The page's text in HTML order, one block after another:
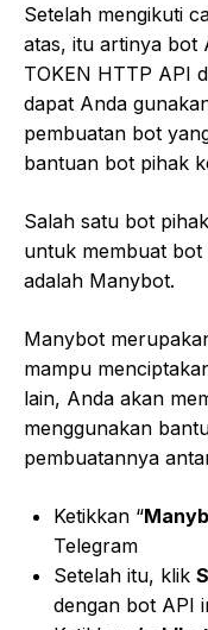
Setelah mengikuti
atas, itu artinya bot
TOKEN HTTP API
dapat Anda
pembuatan bot
bantuan bot pihak
Salah satu bot
untuk membuat
adalah Manybot.
Manybot
mampu
lain, Anda akan
menggunakan
pembuatannya
Ketikkan “
Telegram
Setelah itu, klik
dengan bot API